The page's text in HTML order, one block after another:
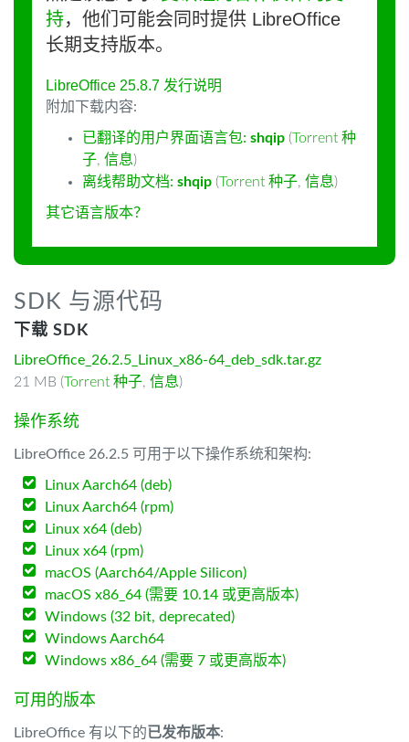
持，他们可能会同时提供 LibreOffice
长期支持版本。
LibreOffice 25.8.7 发行说明
附加下载内容:
已翻译的用户界面语言包: shqip (Torrent 种
子, 信息)
离线帮助文档: shqip (Torrent 种子, 信息)
其它语言版本？
SDK 与源代码
下载 SDK
LibreOffice_26.2.5_Linux_x86-64_deb_sdk.tar.gz
21 MB (Torrent 种子, 信息)
操作系统
LibreOffice 26.2.5 可用于以下操作系统和架构:
Linux Aarch64 (deb)
Linux Aarch64 (rpm)
Linux x64 (deb)
Linux x64 (rpm)
macOS (Aarch64/Apple Silicon)
macOS x86_64 (需要 10.14 或更高版本)
Windows (32 bit, deprecated)
Windows Aarch64
Windows x86_64 (需要 7 或更高版本)
可用的版本
LibreOffice 有以下的已发布版本: